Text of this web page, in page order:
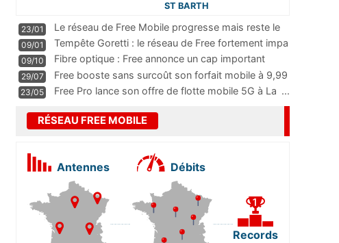
ST BARTH
23/01
Le réseau de Free Mobile progresse mais reste le
m
...
09/01
Tempête Goretti : le réseau de Free fortement impa
09/10
Fibre optique : Free annonce un cap important
pass
...
29/07
Free booste sans surcoût son forfait mobile à 9,99
23/05 Free Pro lance son offre de flotte mobile 5G à La ...
RÉSEAU FREE MOBILE
Antennes Débits
Records